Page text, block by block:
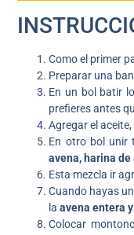
Como el primer
Preparar una
En un bol batir
prefieres antes
Agregar el
En otro bol unir
avena, harina
Esta mezcla ir
Cuando hayas
laavena entera
Colocar